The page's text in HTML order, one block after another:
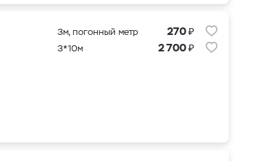
3м, погонный метр 270₽
3*10м 2 700₽